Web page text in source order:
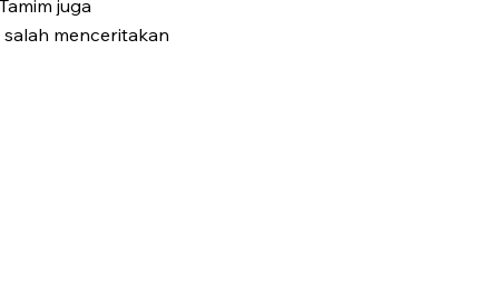
juga
menceritakan